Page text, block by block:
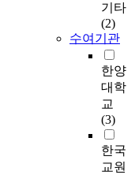
기타
(2)
수여기관
한양
대학
교
(3)
한국
교원